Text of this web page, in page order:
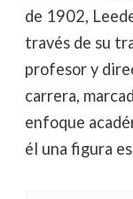
de 1902,
través de su
profesor y
carrera,
enfoque
él una figura